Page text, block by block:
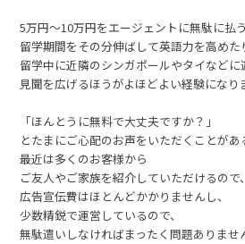
5万円～10万円をエージェントに無駄に払
留学期間をその分伸ばして英語力を高めた
留学中に近隣のシンガポールやタイなどに
見聞を広げるほうがよほどよい経験になり
「ほんとうに無料で大丈夫ですか？」
とたまにご心配のお声をいただくことがあ
最近は多くのお客様から
ご友人やご家族を紹介していただけるので、
広告宣伝費はほとんどかかりませんし、
少数精鋭で運営しているので、
無駄遣いしなければまったく問題ありませ